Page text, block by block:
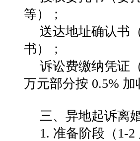
等）；
送达地址确认书
书）；
诉讼费缴纳凭证
万元部分按 0.5% 加
三、异地起诉离
1. 准备阶段（1-2